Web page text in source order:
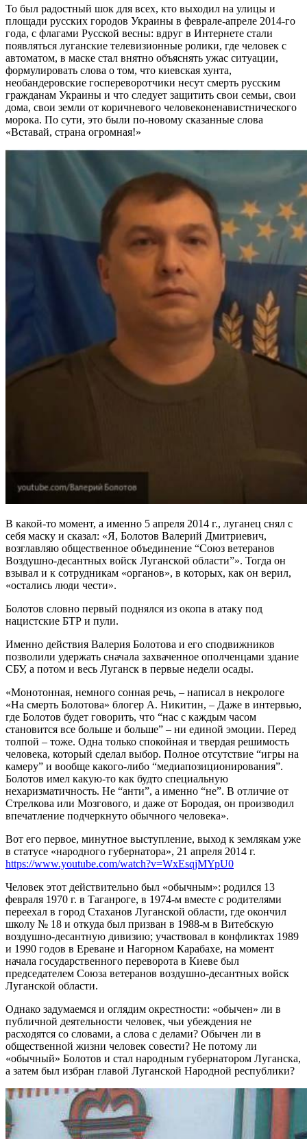
То был радостный шок для всех, кто выходил на улицы и
площади русских городов Украины в феврале-апреле 2014-го
года, с флагами Русской весны: вдруг в Интернете стали
появляться луганские телевизионные ролики, где человек с
автоматом, в маске стал внятно объяснять ужас ситуации,
формулировать слова о том, что киевская хунта,
необандеровские госпереворотчики несут смерть русским
гражданам Украины и что следует защитить свои семьи, свои
дома, свои земли от коричневого человеконенавистнического
морока. По сути, это были по-новому сказанные слова
«Вставай, страна огромная!»
В какой-то момент, а именно 5 апреля 2014 г., луганец снял с
себя маску и сказал: «Я, Болотов Валерий Дмитриевич,
возглавляю общественное объединение “Союз ветеранов
Воздушно-десантных войск Луганской области”». Тогда он
взывал и к сотрудникам «органов», в которых, как он верил,
«остались люди чести».
Болотов словно первый поднялся из окопа в атаку под
нацистские БТР и пули.
Именно действия Валерия Болотова и его сподвижников
позволили удержать сначала захваченное ополченцами здание
СБУ, а потом и весь Луганск в первые недели осады.
«Монотонная, немного сонная речь, – написал в некрологе
«На смерть Болотова» блогер А. Никитин, – Даже в интервью,
где Болотов будет говорить, что “нас с каждым часом
становится все больше и больше” – ни единой эмоции. Перед
толпой – тоже. Одна только спокойная и твердая решимость
человека, который сделал выбор. Полное отсутствие “игры на
камеру” и вообще какого-либо “медиапозиционирования”.
Болотов имел какую-то как будто специальную
нехаризматичность. Не “анти”, а именно “не”. В отличие от
Стрелкова или Мозгового, и даже от Бородая, он производил
впечатление подчеркнуто обычного человека».
Вот его первое, минутное выступление, выход к землякам уже
в статусе «народного губернатора», 21 апреля 2014 г.
https://www.youtube.com/watch?v=WxEsqjMYpU0
Человек этот действительно был «обычным»: родился 13
февраля 1970 г. в Таганроге, в 1974-м вместе с родителями
переехал в город Стаханов Луганской области, где окончил
школу № 18 и откуда был призван в 1988-м в Витебскую
воздушно-десантную дивизию; участвовал в конфликтах 1989
и 1990 годов в Ереване и Нагорном Карабахе, на момент
начала государственного переворота в Киеве был
председателем Союза ветеранов воздушно-десантных войск
Луганской области.
Однако задумаемся и оглядим окрестности: «обычен» ли в
публичной деятельности человек, чьи убеждения не
расходятся со словами, а слова с делами? Обычен ли в
общественной жизни человек совести? Не потому ли
«обычный» Болотов и стал народным губернатором Луганска,
а затем был избран главой Луганской Народной республики?